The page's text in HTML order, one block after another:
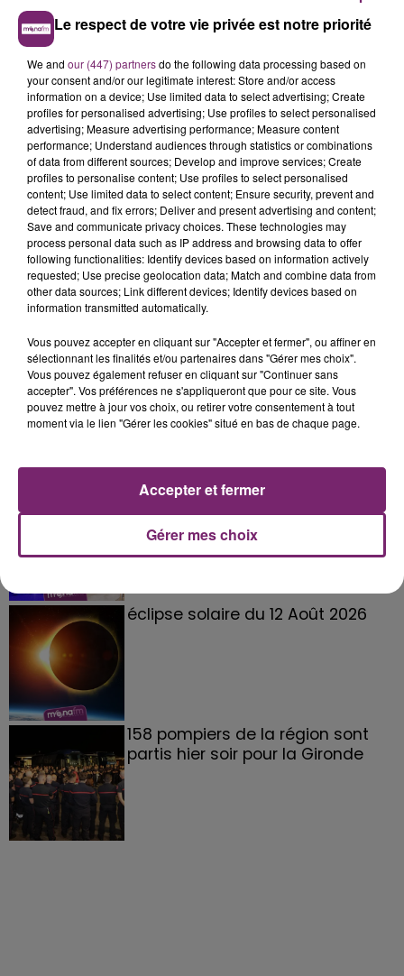
La Bulle - Guinguette éphémère
de Frelinghien !
éclipse solaire du 12 Août 2026
158 pompiers de la région sont
partis hier soir pour la Gironde
Le respect de votre vie privée est notre priorité
We and our (447) partnersdo the following data processing based on
your consent and/or our legitimate interest: Store and/or access
information on a device; Use limited data to select advertising; Create
profiles for personalised advertising; Use profiles to select personalised
advertising; Measure advertising performance; Measure content
performance; Understand audiences through statistics or combinations
of data from different sources; Develop and improve services; Create
profiles to personalise content; Use profiles to select personalised
content; Use limited data to select content; Ensure security, prevent and
detect fraud, and fix errors; Deliver and present advertising and content;
Save and communicate privacy choices. These technologies may
process personal data such as IP address and browsing data to offer
following functionalities: Identify devices based on information actively
requested; Use precise geolocation data; Match and combine data from
other data sources; Link different devices; Identify devices based on
information transmitted automatically.
Vous pouvez accepter en cliquant sur "Accepter et fermer", ou affiner en
sélectionnant les finalités et/ou partenaires dans "Gérer mes choix".
Vous pouvez également refuser en cliquant sur "Continuer sans
accepter". Vos préférences ne s'appliqueront que pour ce site. Vous
pouvez mettre à jour vos choix, ou retirer votre consentement à tout
moment via le lien "Gérer les cookies" situé en bas de chaque page.
Gérer mes choix
Accepter et fermer